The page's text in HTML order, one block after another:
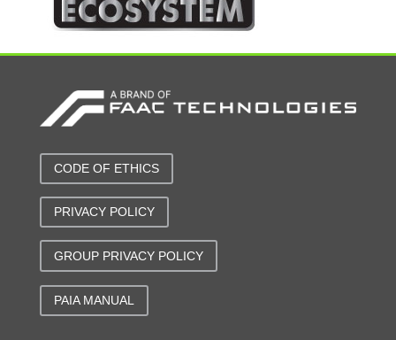
CODE OF ETHICS
PRIVACY POLICY
GROUP PRIVACY POLICY
PAIA MANUAL